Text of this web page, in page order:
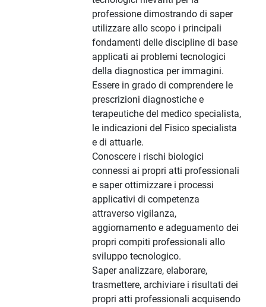
professione dimostrando di saper
utilizzare allo scopo i principali
fondamenti delle discipline di base
applicati ai problemi tecnologici
della diagnostica per immagini.
Essere in grado di comprendere le
prescrizioni diagnostiche e
terapeutiche del medico specialista,
le indicazioni del Fisico specialista
e di attuarle.
Conoscere i rischi biologici
connessi ai propri atti professionali
e saper ottimizzare i processi
applicativi di competenza
attraverso vigilanza,
aggiornamento e adeguamento dei
propri compiti professionali allo
sviluppo tecnologico.
Saper analizzare, elaborare,
trasmettere, archiviare i risultati dei
propri atti professionali acquisendo